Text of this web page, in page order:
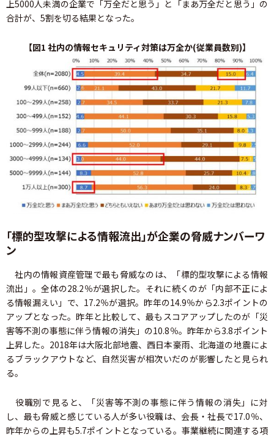
上5000人未満の企業で「万全だと思う」と「まあ万全だと思う」の
合計が、5割を切る結果となった。
【図1 社内の情報セキュリティ対策は万全か(従業員数別)】
「標的型攻撃による情報流出」が企業の脅威ナンバーワ
ン
社内の情報資産管理で最も脅威なのは、「標的型攻撃による情報
流出」。全体の28.2％が選択した。それに続くのが「内部不正によ
る情報漏えい」で、17.2％が選択。昨年の14.9％から2.3ポイントの
アップとなった。昨年と比較して、最もスコアアップしたのが「災
害等不測の事態に伴う情報の消失」の10.8％。昨年から3.8ポイント
上昇した。2018年は大阪北部地震、西日本豪雨、北海道の地震によ
るブラックアウトなど、自然災害が相次いだのが影響したと見られ
る。
役職別で見ると、「災害等不測の事態に伴う情報の消失」に対
し、最も脅威と感じている人が多い役職は、会長・社長で17.0％、
昨年からの上昇も5.7ポイントとなっている。事業継続に関連する項